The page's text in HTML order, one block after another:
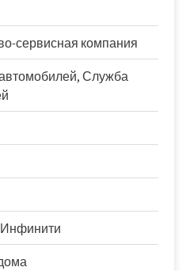
сервисная компания
Служба
Инфинити